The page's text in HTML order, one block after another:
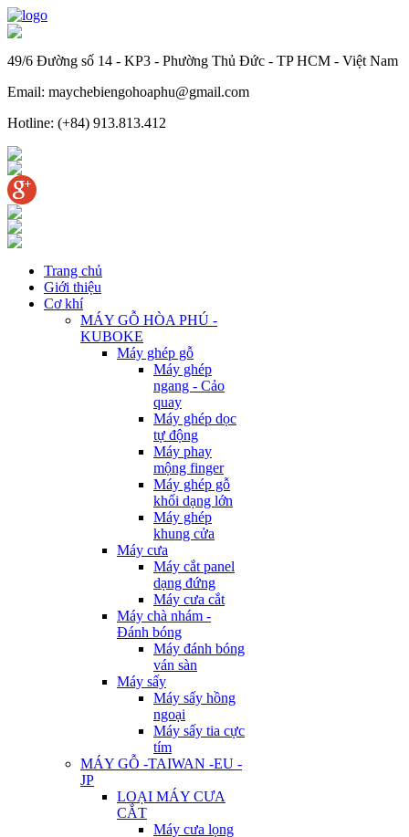
49/6 Đường số 14 - KP3 - Phường Thủ Đức - TP HCM - Việt Nam
Email: maychebiengohoaphu@gmail.com
Hotline: (+84) 913.813.412
Trang chủ
Giới thiệu
Cơ khí
MÁY GỖ HÒA PHÚ -
KUBOKE
Máy ghép gỗ
Máy ghép
ngang - Cảo
quay
Máy ghép dọc
tự động
Máy phay
mộng finger
Máy ghép gỗ
khối dạng lớn
Máy ghép
khung cửa
Máy cưa
Máy cắt panel
dạng đứng
Máy cưa cắt
Máy chà nhám -
Đánh bóng
Máy đánh bóng
ván sàn
Máy sấy
Máy sấy hồng
ngoại
Máy sấy tia cực
tím
MÁY GỖ -TAIWAN -EU -
JP
LOẠI MÁY CƯA
CẮT
Máy cưa lọng